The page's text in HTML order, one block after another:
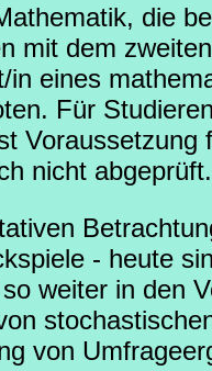
die
mit dem
eines
Für
nicht abgeprüft.
- heute
weiter in den
von